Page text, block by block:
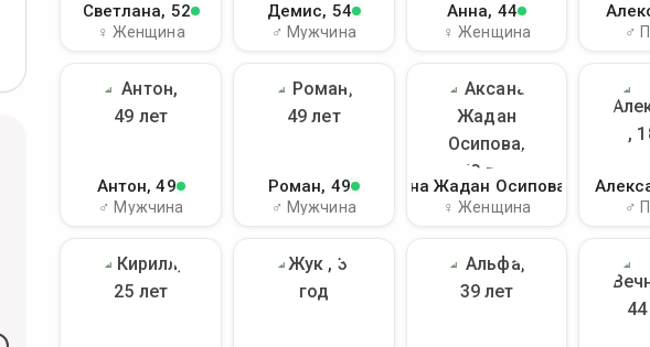
Светлана, 52
♀ Женщина
Демис, 54
♂ Мужчина
Анна, 44
♀ Женщина ♂
Антон, 49
♂ Мужчина
Роман, 49
♂ Мужчина
Аксана Жадан Осипова , 40
♀ Женщина ♂